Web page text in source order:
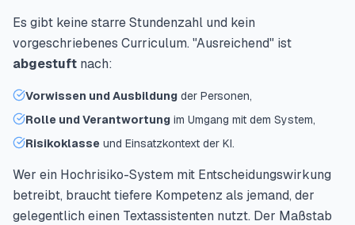
Es gibt keine starre Stundenzahl und kein
vorgeschriebenes Curriculum. "Ausreichend" ist
abgestuft nach:
Vorwissen und Ausbildung der Personen,
Rolle und Verantwortung im Umgang mit dem System,
Risikoklasse und Einsatzkontext der KI.
Wer ein Hochrisiko-System mit Entscheidungswirkung
betreibt, braucht tiefere Kompetenz als jemand, der
gelegentlich einen Textassistenten nutzt. Der Maßstab